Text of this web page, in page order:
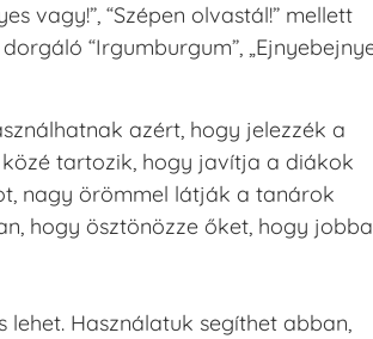
vagy!”, “Szépen olvastál!” mellett
“Irgumburgum”,
azért, hogy jelezzék a
tartozik, hogy javítja a diákok
nagy örömmel látják a tanárok
hogy ösztönözze őket, hogy
Használatuk segíthet abban,